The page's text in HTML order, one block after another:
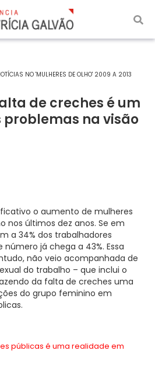
NO 'MULHERES DE OLHO' 2009 A 2013
de creches é um
na visão
o aumento de mulheres
nos últimos dez anos. Se em
a 34% dos trabalhadores
já chega a 43%. Essa
não veio acompanhada de
do trabalho – que inclui o
da falta de creches uma
do grupo feminino em
públicas é uma realidade em